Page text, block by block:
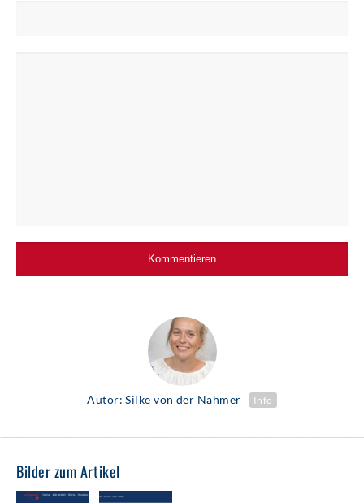
Autor: Silke von der Nahmer Info
Bilder zum Artikel